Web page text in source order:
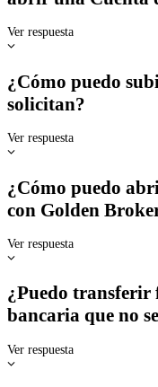
Ver respuesta
¿Cómo puedo
solicitan?
Ver respuesta
¿Cómo puedo
con Golden
Ver respuesta
¿Puedo transferir
bancaria que no
Ver respuesta